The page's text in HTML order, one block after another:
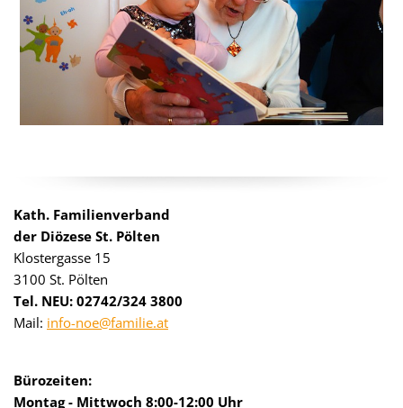
Kath. Familienverband
der Diözese St. Pölten
Klostergasse 15
3100 St. Pölten
Tel. NEU: 02742/324 3800
Mail: info-noe@familie.at
Bürozeiten:
Montag - Mittwoch 8:00-12:00 Uhr